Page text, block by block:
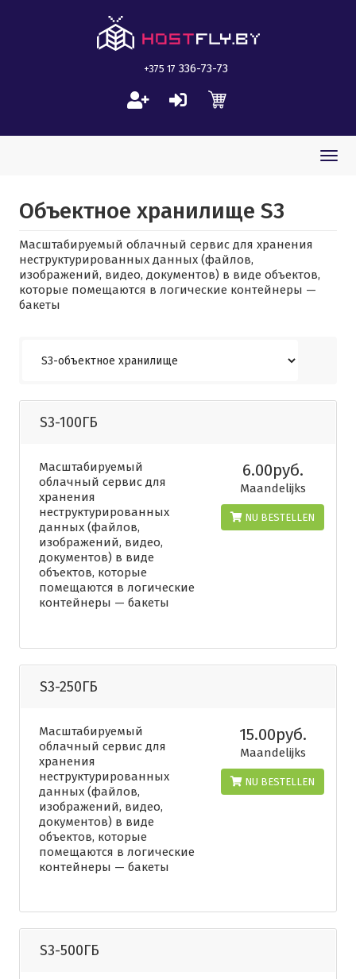
+375 17 336-73-73
Объектное хранилище S3
Масштабируемый облачный сервис для хранения
неструктурированных данных (файлов,
изображений, видео, документов) в виде объектов,
которые помещаются в логические контейнеры —
бакеты
S3-100ГБ
Масштабируемый
облачный сервис для
хранения
неструктурированных
данных (файлов,
изображений, видео,
документов) в виде
объектов, которые
помещаются в логические
контейнеры — бакеты
6.00руб.
Maandelijks
NU BESTELLEN
S3-250ГБ
Масштабируемый
облачный сервис для
хранения
неструктурированных
данных (файлов,
изображений, видео,
документов) в виде
объектов, которые
помещаются в логические
контейнеры — бакеты
15.00руб.
Maandelijks
NU BESTELLEN
S3-500ГБ